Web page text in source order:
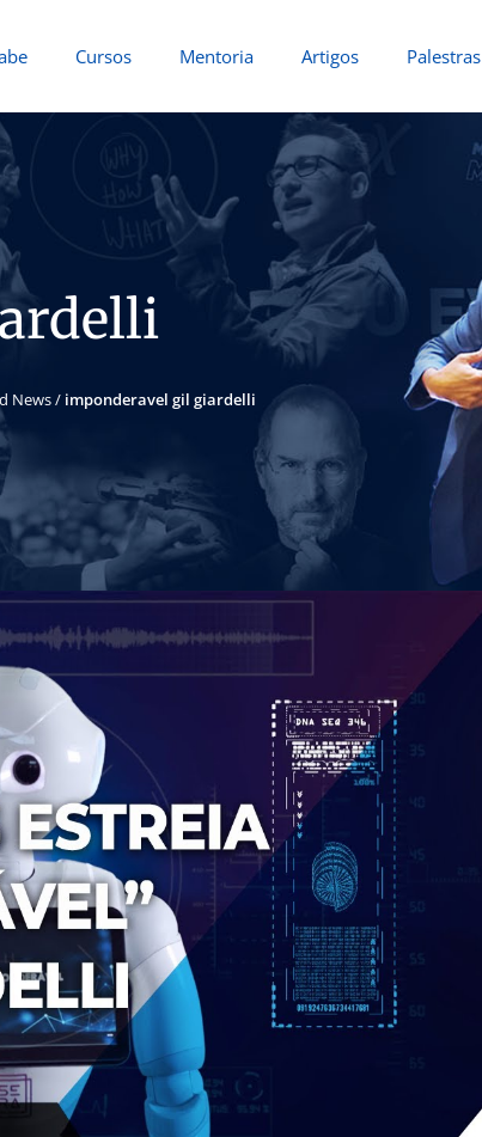
Cursos Mentoria Artigos Palestras
News/ imponderavel gil giardelli